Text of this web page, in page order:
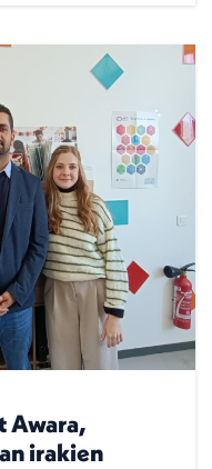
Awara,
irakien